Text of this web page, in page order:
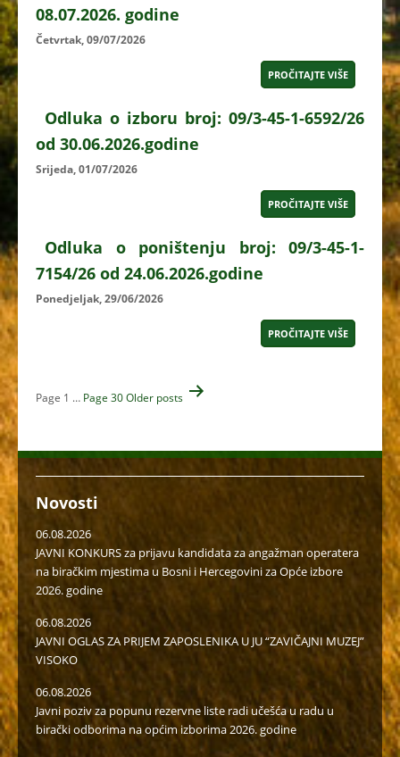
08.07.2026. godine
Četvrtak, 09/07/2026
PROČITAJTE VIŠE
Odluka o izboru broj: 09/3-45-1-6592/26
od 30.06.2026.godine
Srijeda, 01/07/2026
PROČITAJTE VIŠE
Odluka o poništenju broj: 09/3-45-1-
7154/26 od 24.06.2026.godine
Ponedjeljak, 29/06/2026
PROČITAJTE VIŠE
Navigacija
Page 1 … Page 30Older posts
Novosti
06.08.2026
JAVNI KONKURS za prijavu kandidata za angažman operatera
na biračkim mjestima u Bosni i Hercegovini za Opće izbore
2026. godine
06.08.2026
JAVNI OGLAS ZA PRIJEM ZAPOSLENIKA U JU “ZAVIČAJNI MUZEJ”
VISOKO
06.08.2026
Javni poziv za popunu rezervne liste radi učešća u radu u
birački odborima na općim izborima 2026. godine